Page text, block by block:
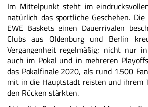
Im Mittelpunkt steht im
natürlich das sportliche Geschehen.
EWE Baskets einen Dauerrivalen
Clubs aus Oldenburg und Berlin
Vergangenheit regelmäßig; nicht nur
auch im Pokal und in mehreren
das Pokalfinale 2020, als rund 1.500
mit in die Hauptstadt reisten und ihrem
den Rücken stärkten.